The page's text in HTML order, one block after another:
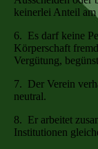
keinerlei Anteil
6. Es darf keine
Körperschaft
Vergütung,
7. Der Verein
neutral.
8. Er arbeitet
Institutionen